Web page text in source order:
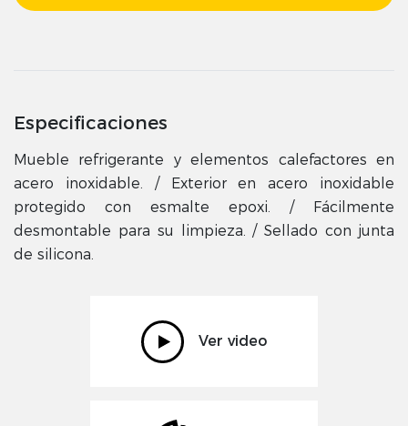
Especificaciones
Mueble refrigerante y elementos calefactores en
acero inoxidable. / Exterior en acero inoxidable
protegido con esmalte epoxi. / Fácilmente
desmontable para su limpieza. / Sellado con junta
de silicona.
Ver video